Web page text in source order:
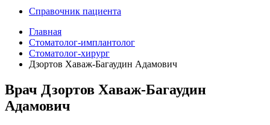
Справочник пациента
Главная
Стоматолог-имплантолог
Стоматолог-хирург
Дзортов Хаваж-Багаудин Адамович
Врач Дзортов Хаваж-Багаудин
Адамович